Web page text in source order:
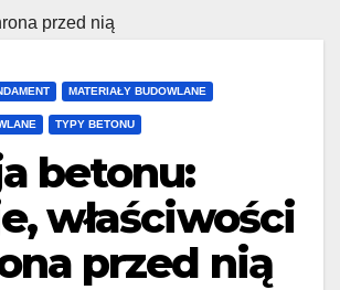
przed nią
MATERIAŁY BUDOWLANE
TYPY BETONU
betonu:
właściwości
przed nią